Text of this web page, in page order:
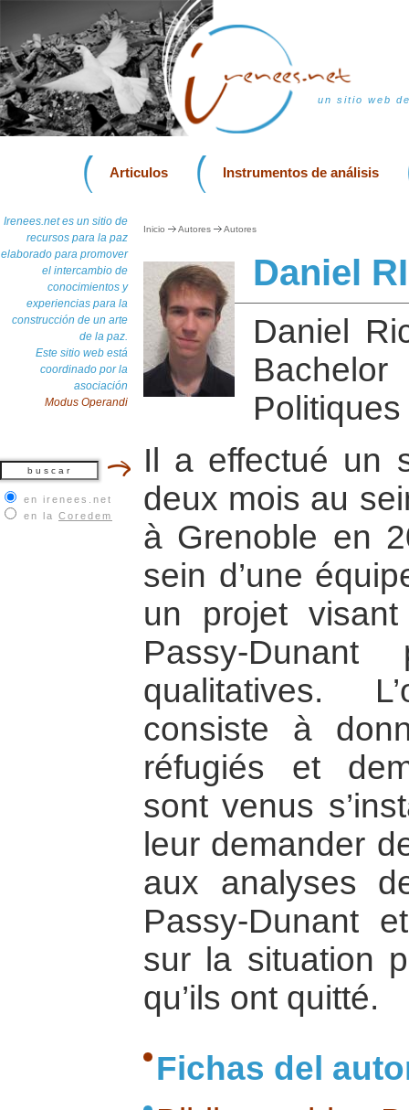
un sitio web
Articulos Instrumentos de análisis
Irenees.net es un sitio de
recursos para la paz
elaborado para promover
el intercambio de
conocimientos y
experiencias para la
construcción de un arte
de la paz.
Este sitio web está
coordinado por la
asociación
Modus Operandi
en irenees.net
en la Coredem
Inicio Autores Autores
Daniel
Daniel
Bachelor
Il a effectué un
deux mois au
à Grenoble en
sein d’une
un projet visant
Passy-
qualitatives.
consiste à
réfugiés et
sont venus
leur demander
aux analyses
Passy-Dunant
sur la situation
qu’ils ont quitté.
Fichas del